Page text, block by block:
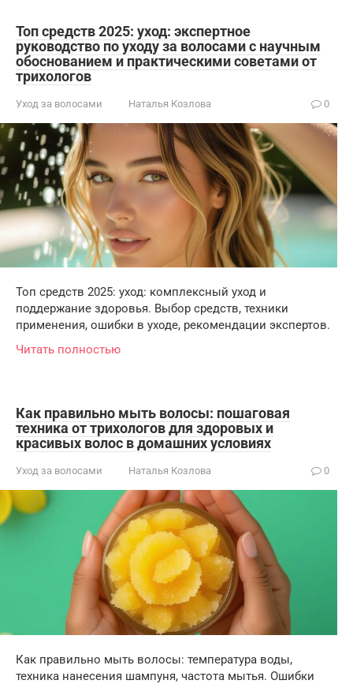
Топ средств 2025: уход: экспертное
руководство по уходу за волосами с научным
обоснованием и практическими советами от
трихологов
Уход за волосами Наталья Козлова 0
Топ средств 2025: уход: комплексный уход и
поддержание здоровья. Выбор средств, техники
применения, ошибки в уходе, рекомендации экспертов.
Читать полностью
Как правильно мыть волосы: пошаговая
техника от трихологов для здоровых и
красивых волос в домашних условиях
Уход за волосами Наталья Козлова 0
Как правильно мыть волосы: температура воды,
техника нанесения шампуня, частота мытья. Ошибки